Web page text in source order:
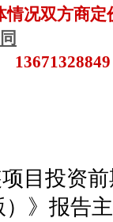
况双方商定
13671328849
投资前
》报告